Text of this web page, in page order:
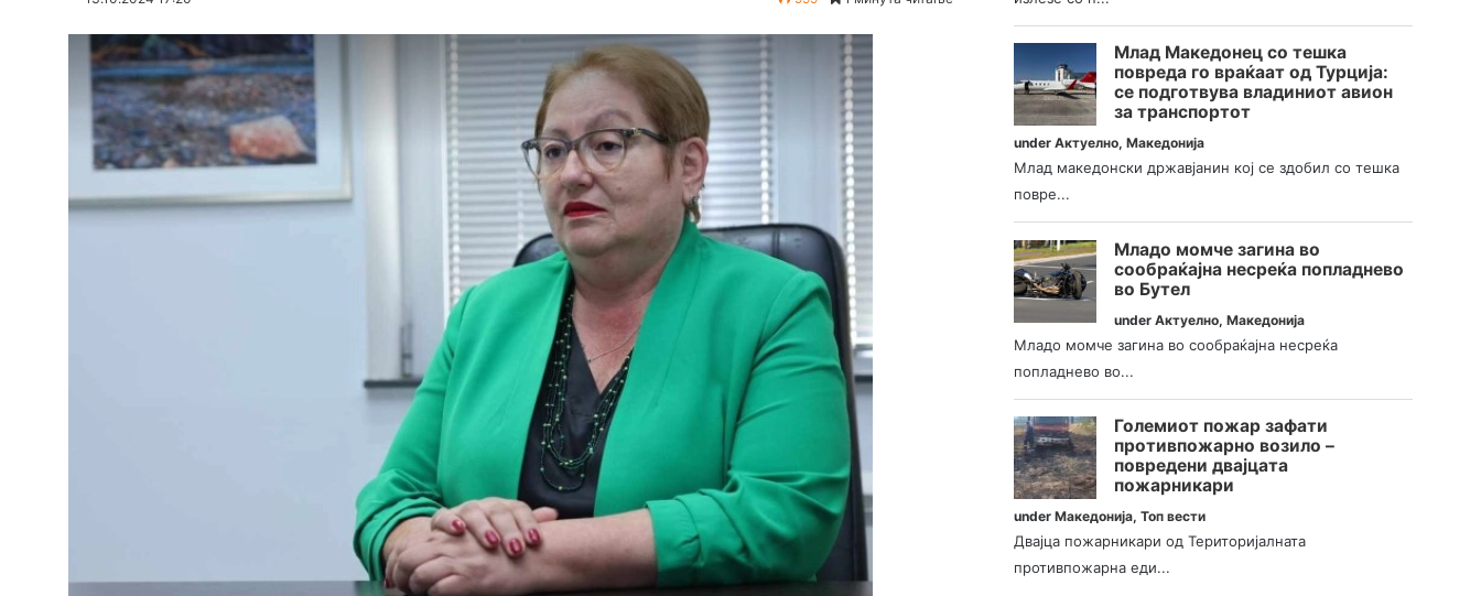
Млад Македонец со тешка
повреда го враќаат од Турција:
се подготвува владиниот авион
за транспортот
underАктуелно,Македонија
Млад македонски државјанин кој се здобил со тешка
повре...
Младо момче загина во
сообраќајна несреќа попладнево
во Бутел
underАктуелно,Македонија
Младо момче загина во сообраќајна несреќа
попладнево во...
Големиот пожар зафати
противпожарно возило –
повредени двајцата
пожарникари
underМакедонија,Топ вести
Двајца пожарникари од Територијалната
противпожарна еди...